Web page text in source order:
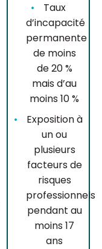
Taux
d’incapacité
permanente
de moins
de 20 %
mais d’au
moins 10 %
Exposition à
un ou
plusieurs
facteurs de
risques
professionnels
pendant au
moins 17
ans